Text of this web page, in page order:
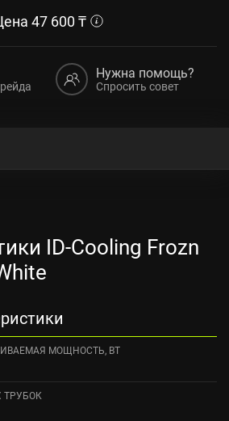
47 600 ₸
Нужна помощь?
Спросить совет
ID-Cooling Frozn
МОЩНОСТЬ, ВТ
ТРУБОК